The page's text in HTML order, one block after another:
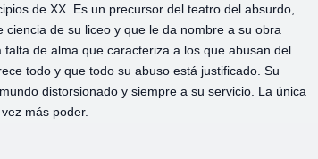
de XX. Es un precursor del teatro del absurdo,
de su liceo y que le da nombre a su obra
de alma que caracteriza a los que abusan del
todo y que todo su abuso está justificado. Su
distorsionado y siempre a su servicio. La única
más poder.